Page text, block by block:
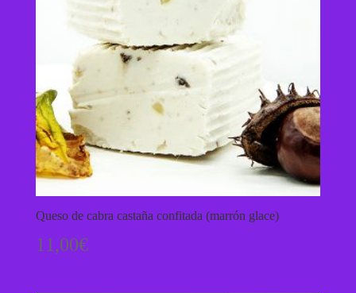
Queso de cabra castaña confitada (marrón glace)
11,00€